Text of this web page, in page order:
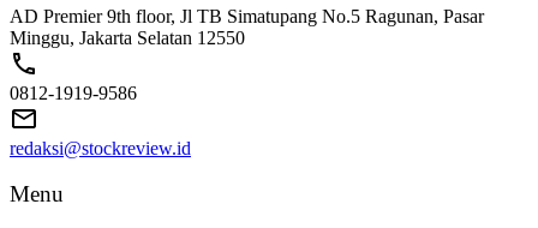
AD Premier 9th floor, Jl TB Simatupang No.5 Ragunan, Pasar
Minggu, Jakarta Selatan 12550
0812-1919-9586
redaksi@stockreview.id
Menu